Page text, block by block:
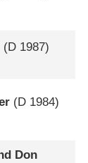
(D 1987)
(D 1984)
Don